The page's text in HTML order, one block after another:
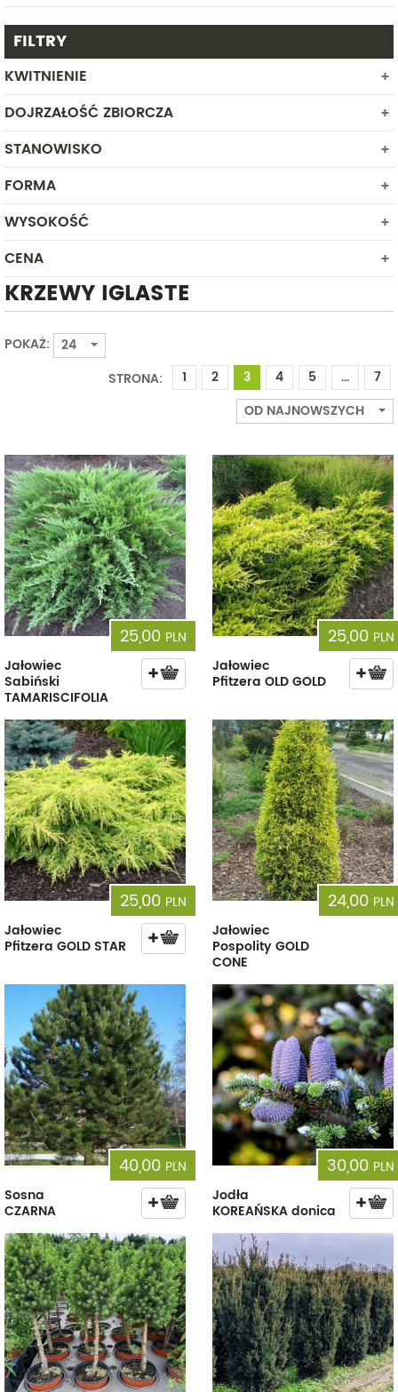
FILTRY
KWITNIENIE
STYCZEŃ
LUTY
MARZEC
KWIECIEŃ
MAJ
CZERWIEC
LIPIEC
SIERPIEŃ
WRZESIEŃ
PAŹDZIERNIK
DOJRZAŁOŚĆ ZBIORCZA
STANOWISKO
CIEŃ
PÓŁCIEŃ
SŁONECZNE
FORMA
ROŚLINA W POJEMNIKU
ROŚLINA W SIATCE JUTOWEJ
WYSOKOŚĆ
Od
CENA
Od Do
KRZEWY IGLASTE
POKAŻ:
24
STRONA:
1 2 3 4 5 ...
7
OD NAJNOWSZYCH
25,00 PLN
Jałowiec
Sabiński
TAMARISCIFOLIA
25,00 PLN
Jałowiec
Pfitzera OLD GOLD
25,00 PLN
Jałowiec
Pfitzera GOLD STAR
24,00 PLN
Jałowiec
Pospolity GOLD
CONE
40,00 PLN
Sosna
CZARNA
30,00 PLN
Jodła
KOREAŃSKA donica